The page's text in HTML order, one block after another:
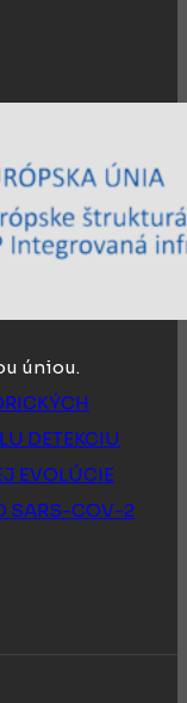
úniou.
DETEKCIU
EVOLÚCIE
SARS-COV-2